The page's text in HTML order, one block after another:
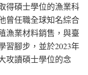
得碩士學位的漁業科
曾任職全球知名綜合
漁業材料銷售，與臺
習腳步，並於2023年
攻讀碩士學位的念